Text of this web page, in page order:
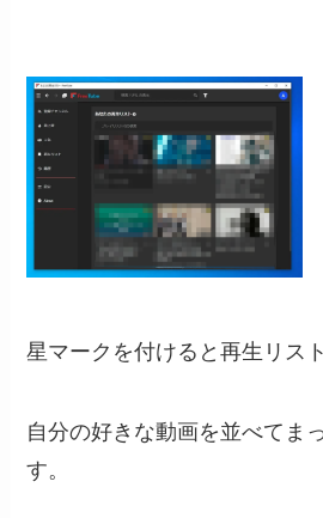
星マークを付けると再生リス
自分の好きな動画を並べてま
す。